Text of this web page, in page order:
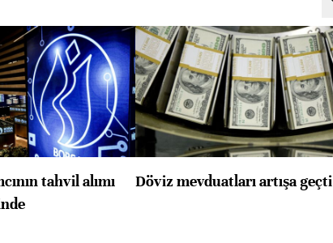
tahvil alımı
Döviz mevduatları artışa geçti